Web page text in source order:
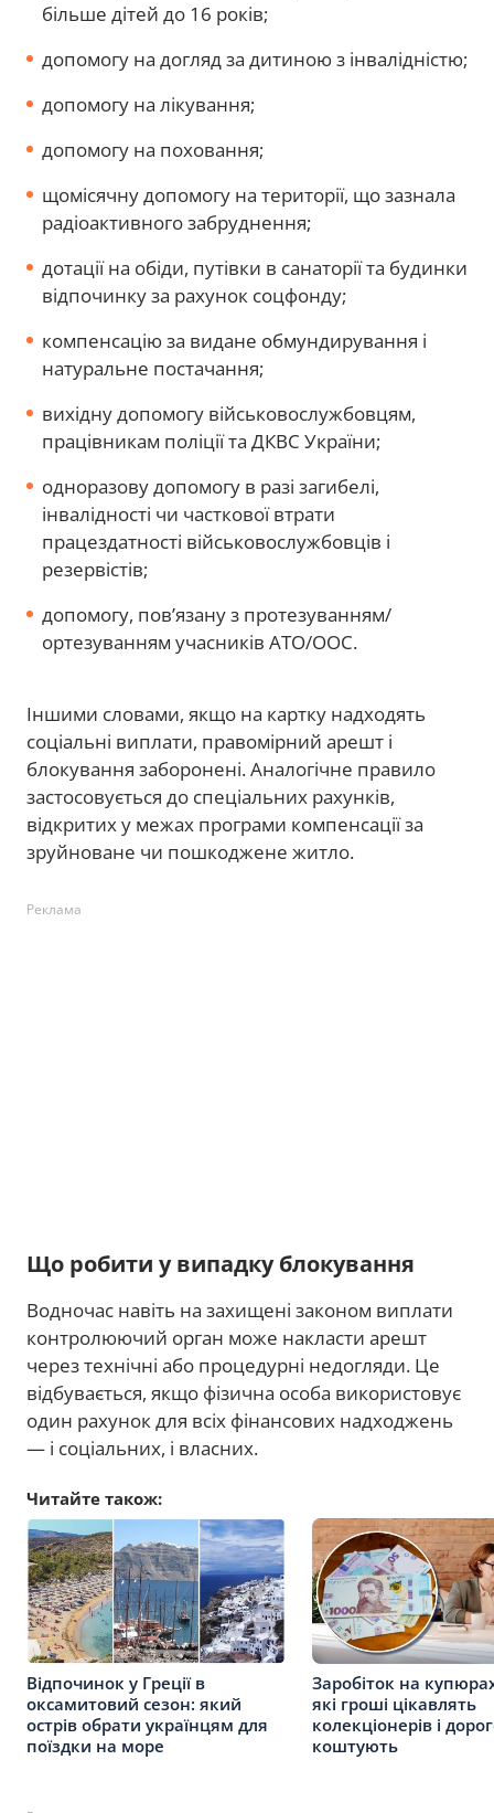
більше дітей до 16 років;
допомогу на догляд за дитиною з інвалідністю;
допомогу на лікування;
допомогу на поховання;
щомісячну допомогу на території, що зазнала
радіоактивного забруднення;
дотації на обіди, путівки в санаторії та будинки
відпочинку за рахунок соцфонду;
компенсацію за видане обмундирування і
натуральне постачання;
вихідну допомогу військовослужбовцям,
працівникам поліції та ДКВС України;
одноразову допомогу в разі загибелі,
інвалідності чи часткової втрати
працездатності військовослужбовців і
резервістів;
допомогу, пов’язану з протезуванням/
ортезуванням учасників АТО/ООС.
Іншими словами, якщо на картку надходять
соціальні виплати, правомірний арешт і
блокування заборонені. Аналогічне правило
застосовується до спеціальних рахунків,
відкритих у межах програми компенсації за
зруйноване чи пошкоджене житло.
Реклама
Що робити у випадку блокування
Водночас навіть на захищені законом виплати
контролюючий орган може накласти арешт
через технічні або процедурні недогляди. Це
відбувається, якщо фізична особа використовує
один рахунок для всіх фінансових надходжень
— і соціальних, і власних.
Читайте також:
Відпочинок у Греції в
оксамитовий сезон: який
острів обрати українцям для
поїздки на море
Заробіток на
які гроші цікавлять
колекціонерів і
коштують